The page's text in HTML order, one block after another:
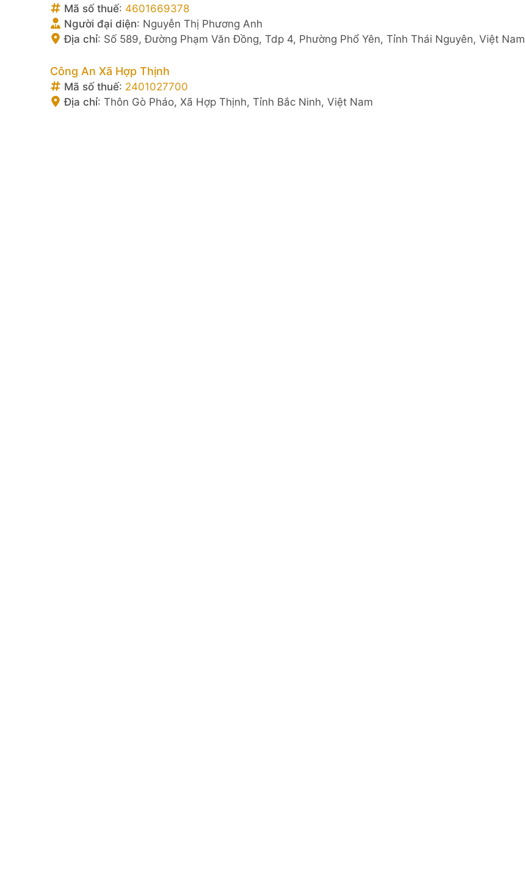
Mã số thuế: 4601669378
Người đại diện: Nguyễn Thị Phương Anh
Địa chỉ: Số 589, Đường Phạm Văn Đồng, Tdp 4, Phường Phổ Yên, Tỉnh Thái Nguyên, Việt Nam
Công An Xã Hợp Thịnh
Mã số thuế: 2401027700
Địa chỉ: Thôn Gò Pháo, Xã Hợp Thịnh, Tỉnh Bắc Ninh, Việt Nam